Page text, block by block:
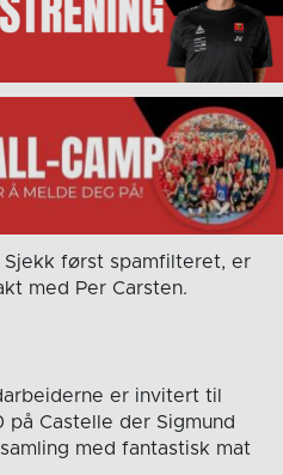
Sjekk først spamfilteret, er
med Per Carsten.
er invitert til
Castelle der Sigmund
med fantastisk mat